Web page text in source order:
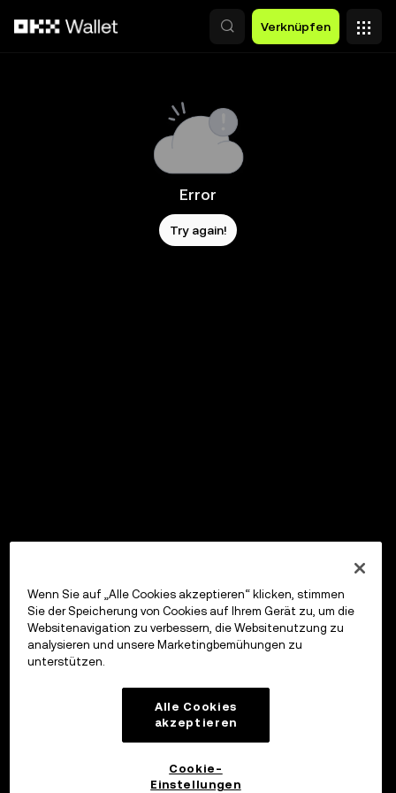
Verknüpfen
Error
Try again!
Wenn Sie auf „Alle Cookies akzeptieren“ klicken, stimmen
Sie der Speicherung von Cookies auf Ihrem Gerät zu, um die
Websitenavigation zu verbessern, die Websitenutzung zu
analysieren und unsere Marketingbemühungen zu
unterstützen.
Alle Cookies
akzeptieren
Cookie-
Einstellungen